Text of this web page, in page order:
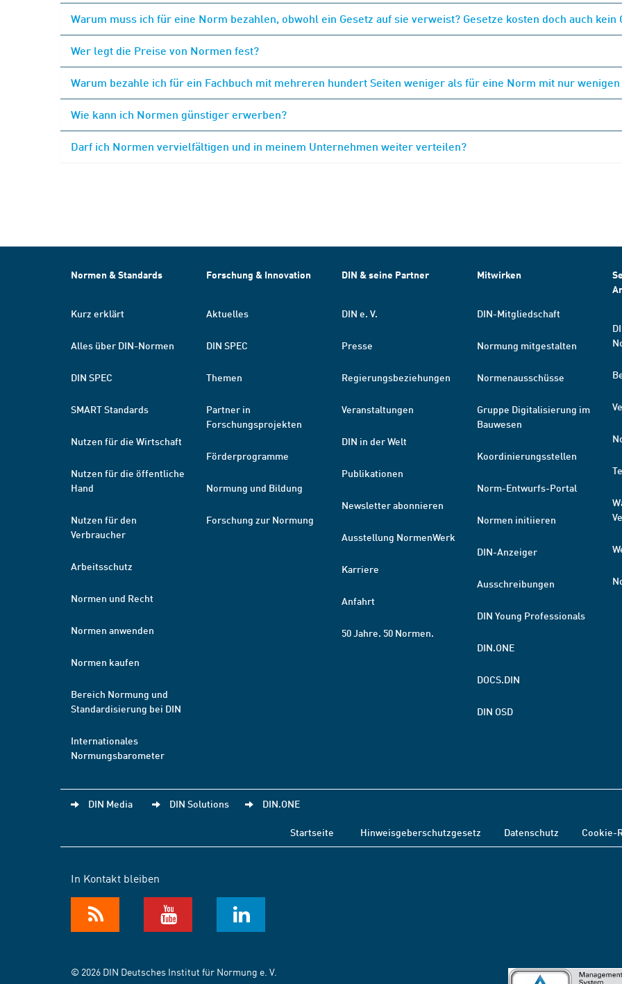
Warum muss ich für eine Norm bezahlen, obwohl ein Gesetz auf sie verweist? Gesetze kosten doch auch kein
Wer legt die Preise von Normen fest?
Warum bezahle ich für ein Fachbuch mit mehreren hundert Seiten weniger als für eine Norm mit nur wenigen
Wie kann ich Normen günstiger erwerben?
Darf ich Normen vervielfältigen und in meinem Unternehmen weiter verteilen?
Normen & Standards
Kurz erklärt
Alles über DIN-Normen
DIN SPEC
SMART Standards
Nutzen für die Wirtschaft
Nutzen für die öffentliche
Hand
Nutzen für den
Verbraucher
Arbeitsschutz
Normen und Recht
Normen anwenden
Normen kaufen
Bereich Normung und
Standardisierung bei DIN
Internationales
Normungsbarometer
Forschung & Innovation
Aktuelles
DIN SPEC
Themen
Partner in
Forschungsprojekten
Förderprogramme
Normung und Bildung
Forschung zur Normung
DIN & seine Partner
DIN e. V.
Presse
Regierungsbeziehungen
Veranstaltungen
DIN in der Welt
Publikationen
Newsletter abonnieren
Ausstellung NormenWerk
Karriere
Anfahrt
50 Jahre. 50 Normen.
Mitwirken
DIN-Mitgliedschaft
Normung mitgestalten
Normenausschüsse
Gruppe Digitalisierung im
Bauwesen
Koordinierungsstellen
Norm-Entwurfs-Portal
Normen initiieren
DIN-Anzeiger
Ausschreibungen
DIN Young Professionals
DIN.ONE
DOCS.DIN
DIN OSD
DIN Media DIN Solutions DIN.ONE
Startseite Hinweisgeberschutzgesetz Datenschutz Cookie-
In Kontakt bleiben
© 2026 DIN Deutsches Institut für Normung e. V.